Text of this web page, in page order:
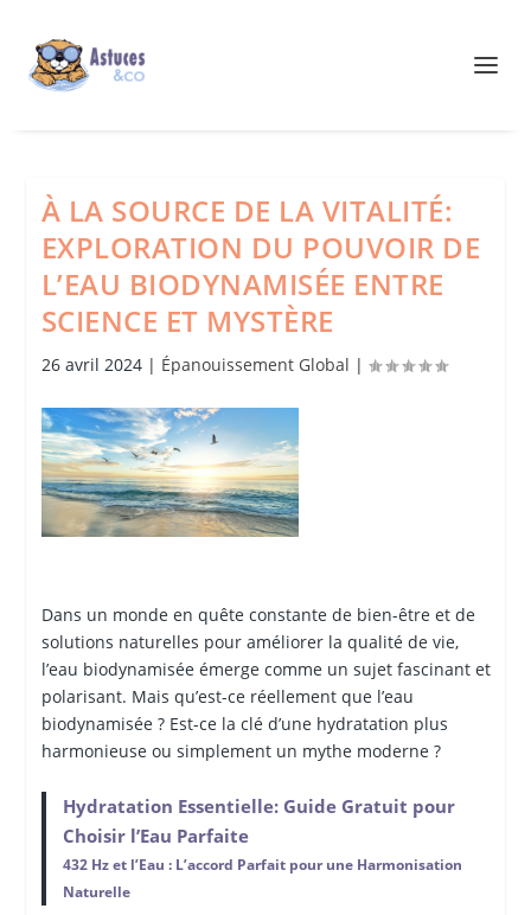
À LA SOURCE DE LA VITALITÉ:
EXPLORATION DU POUVOIR DE
L’EAU BIODYNAMISÉE ENTRE
SCIENCE ET MYSTÈRE
26 avril 2024| Épanouissement Global |
Dans un monde en quête constante de bien-être et de
solutions naturelles pour améliorer la qualité de vie,
l’eau biodynamisée émerge comme un sujet fascinant et
polarisant. Mais qu’est-ce réellement que l’eau
biodynamisée ? Est-ce la clé d’une hydratation plus
harmonieuse ou simplement un mythe moderne ?
Hydratation Essentielle: Guide Gratuit pour
Choisir l’Eau Parfaite
432 Hz et l’Eau : L’accord Parfait pour une Harmonisation
Naturelle